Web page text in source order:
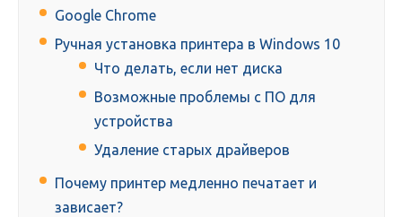
Google Chrome
Ручная установка принтера в Windows 10
Что делать, если нет диска
Возможные проблемы с ПО для
устройства
Удаление старых драйверов
Почему принтер медленно печатает и
зависает?